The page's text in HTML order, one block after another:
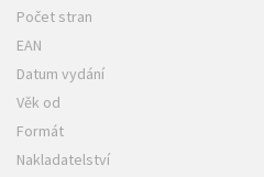
Počet stran
EAN
Datum vydání
Věk od
Formát
Nakladatelství